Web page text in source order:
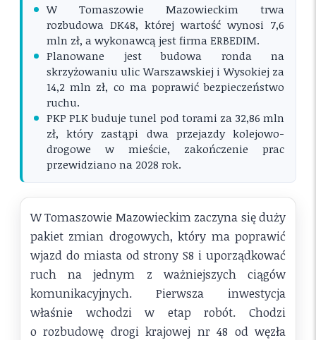
W Tomaszowie Mazowieckim trwa
rozbudowa DK48, której wartość wynosi 7,6
mln zł, a wykonawcą jest firma ERBEDIM.
Planowane jest budowa ronda na
skrzyżowaniu ulic Warszawskiej i Wysokiej za
14,2 mln zł, co ma poprawić bezpieczeństwo
ruchu.
PKP PLK buduje tunel pod torami za 32,86 mln
zł, który zastąpi dwa przejazdy kolejowo-
drogowe w mieście, zakończenie prac
przewidziano na 2028 rok.
W Tomaszowie Mazowieckim zaczyna się duży
pakiet zmian drogowych, który ma poprawić
wjazd do miasta od strony S8 i uporządkować
ruch na jednym z ważniejszych ciągów
komunikacyjnych. Pierwsza inwestycja
właśnie wchodzi w etap robót. Chodzi
o rozbudowę drogi krajowej nr 48 od węzła